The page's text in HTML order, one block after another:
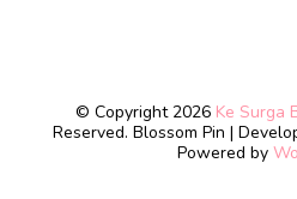
© Copyright 2026 Ke Surga
Reserved. Blossom Pin |
Powered by